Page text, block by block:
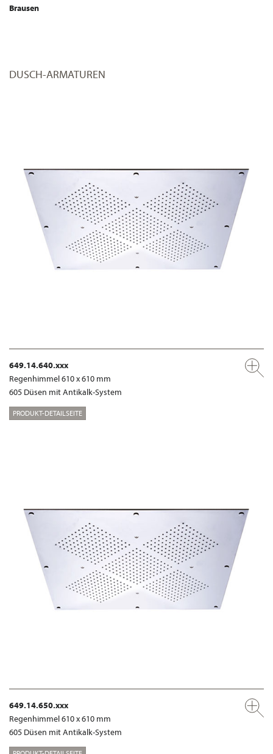
Brausen
DUSCH-ARMATUREN
649.14.640.xxx
Regenhimmel 610 x 610 mm
605 Düsen mit Antikalk-System
PRODUKT-DETAILSEITE
649.14.650.xxx
Regenhimmel 610 x 610 mm
605 Düsen mit Antikalk-System